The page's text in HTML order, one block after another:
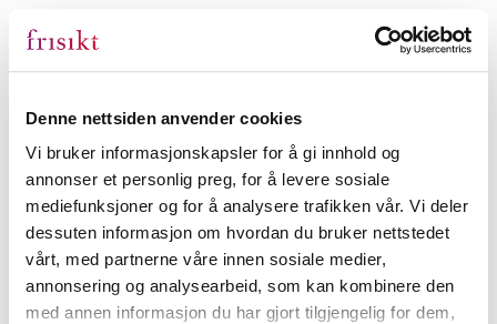
Denne nettsiden anvender cookies
Vi bruker informasjonskapsler for å gi innhold og
annonser et personlig preg, for å levere sosiale
mediefunksjoner og for å analysere trafikken vår. Vi deler
dessuten informasjon om hvordan du bruker nettstedet
vårt, med partnerne våre innen sosiale medier,
annonsering og analysearbeid, som kan kombinere den
med annen informasjon du har gjort tilgjengelig for dem,